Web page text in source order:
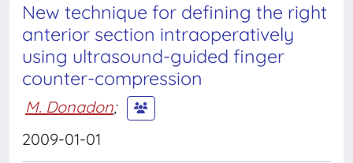
New technique for defining the right
anterior section intraoperatively
using ultrasound-guided finger
counter-compression
M. Donadon;
2009-01-01